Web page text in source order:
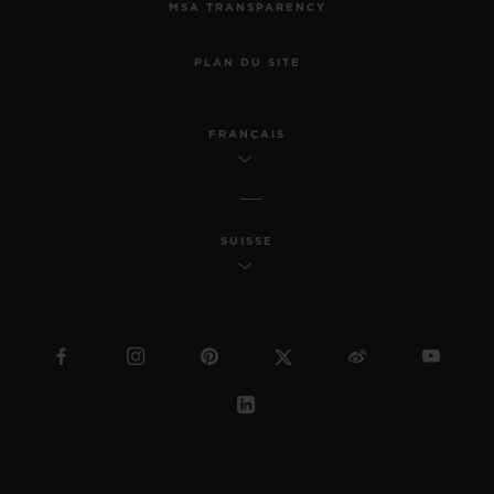
MSA TRANSPARENCY
PLAN DU SITE
FRANÇAIS
SUISSE